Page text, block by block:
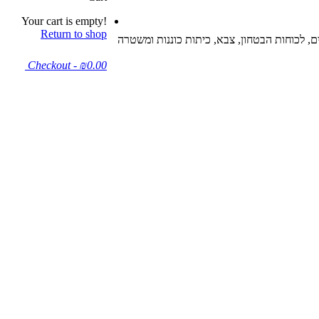
Your cart is empty!
Return to shop
Checkout - ₪0.00